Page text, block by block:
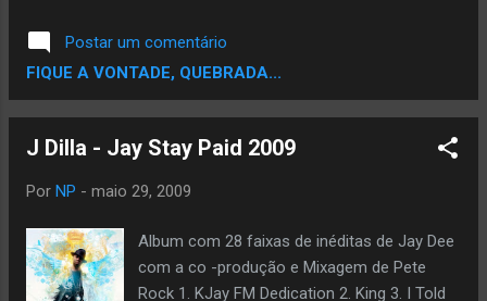
Rapevolusom
Wessun Mad Lion - Double Trouble
Postar um comentário
FIQUE A VONTADE, QUEBRADA...
J Dilla - Jay Stay Paid 2009
Por NP - maio 29, 2009
Album com 28 faixas de inéditas de Jay Dee
com a co -produção e Mixagem de Pete
Rock 1. KJay FM Dedication 2. King 3. I Told